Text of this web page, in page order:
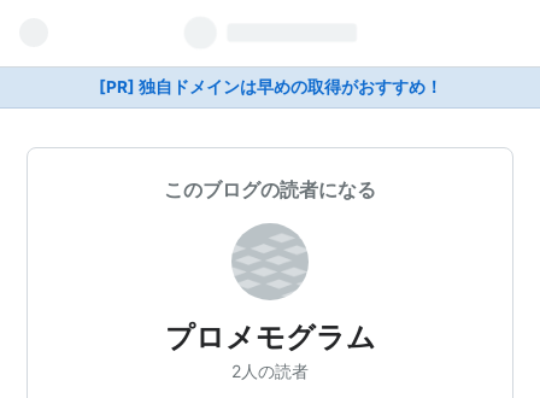
[PR] 独自ドメインは早めの取得がおすすめ！
このブログの読者になる
プロメモグラム
2人の読者